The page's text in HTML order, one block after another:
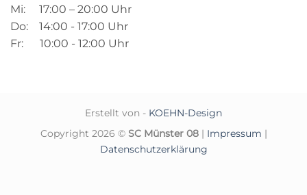
Mi: 17:00 – 20:00 Uhr
Do: 14:00 - 17:00 Uhr
Fr: 10:00 - 12:00 Uhr
Erstellt von - KOEHN-Design
Copyright 2026 © SC Münster 08| Impressum |
Datenschutzerklärung